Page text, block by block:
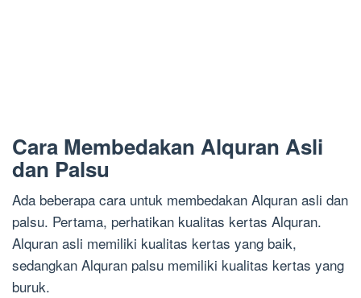
Cara Membedakan Alquran Asli
dan Palsu
Ada beberapa cara untuk membedakan Alquran asli dan
palsu. Pertama, perhatikan kualitas kertas Alquran.
Alquran asli memiliki kualitas kertas yang baik,
sedangkan Alquran palsu memiliki kualitas kertas yang
buruk.